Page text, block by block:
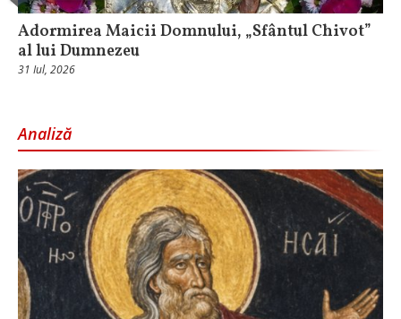
Adormirea Maicii Domnului, „Sfântul Chivot”
al lui Dumnezeu
31 Iul, 2026
Analiză